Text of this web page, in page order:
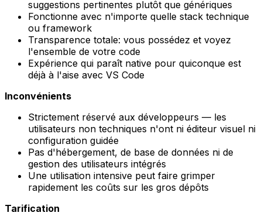
suggestions pertinentes plutôt que génériques
Fonctionne avec n'importe quelle stack technique
ou framework
Transparence totale: vous possédez et voyez
l'ensemble de votre code
Expérience qui paraît native pour quiconque est
déjà à l'aise avec VS Code
Inconvénients
Strictement réservé aux développeurs — les
utilisateurs non techniques n'ont ni éditeur visuel ni
configuration guidée
Pas d'hébergement, de base de données ni de
gestion des utilisateurs intégrés
Une utilisation intensive peut faire grimper
rapidement les coûts sur les gros dépôts
Tarification